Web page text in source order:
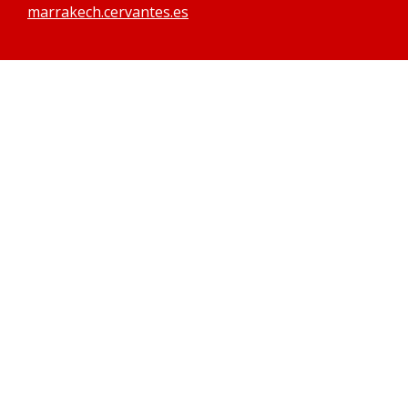
marrakech.cervantes.es